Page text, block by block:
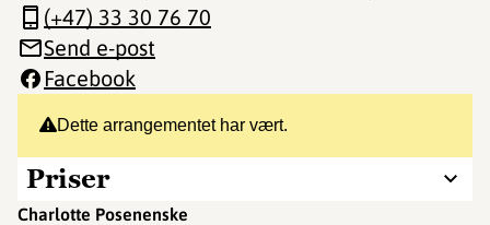
Dette arrangementet har vært.
Priser
Charlotte Posenenske
(+47) 33 30 76 70
Send e-post
Facebook